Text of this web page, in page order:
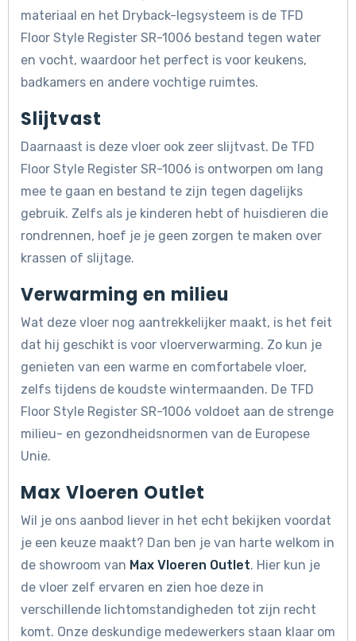
materiaal en het Dryback-legsysteem is de TFD
Floor Style Register SR-1006 bestand tegen water
en vocht, waardoor het perfect is voor keukens,
badkamers en andere vochtige ruimtes.
Slijtvast
Daarnaast is deze vloer ook zeer slijtvast. De TFD
Floor Style Register SR-1006 is ontworpen om lang
mee te gaan en bestand te zijn tegen dagelijks
gebruik. Zelfs als je kinderen hebt of huisdieren die
rondrennen, hoef je je geen zorgen te maken over
krassen of slijtage.
Verwarming en milieu
Wat deze vloer nog aantrekkelijker maakt, is het feit
dat hij geschikt is voor vloerverwarming. Zo kun je
genieten van een warme en comfortabele vloer,
zelfs tijdens de koudste wintermaanden. De TFD
Floor Style Register SR-1006 voldoet aan de strenge
milieu- en gezondheidsnormen van de Europese
Unie.
Max Vloeren Outlet
Wil je ons aanbod liever in het echt bekijken voordat
je een keuze maakt? Dan ben je van harte welkom in
de showroom van Max Vloeren Outlet. Hier kun je
de vloer zelf ervaren en zien hoe deze in
verschillende lichtomstandigheden tot zijn recht
komt. Onze deskundige medewerkers staan klaar om